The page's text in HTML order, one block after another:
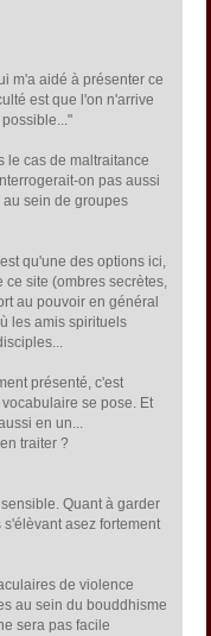
m'a aidé à présenter ce
est que l'on n'arrive
le cas de maltraitance
on pas aussi
sein de groupes
qu'une des options ici,
ce site (ombres secrètes,
au pouvoir en général
les amis spirituels
présenté, c'est
se pose. Et
en un...
traiter ?
Quant à garder
s'élèvant asez fortement
de violence
au sein du bouddhisme
sera pas facile